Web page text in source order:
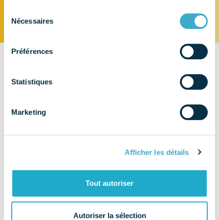
Nécessaires
Préférences
Statistiques
Marketing
Afficher les détails
Tout autoriser
Autoriser la sélection
147 Avenue de Malakoff
EMAIL
Découvrir le site